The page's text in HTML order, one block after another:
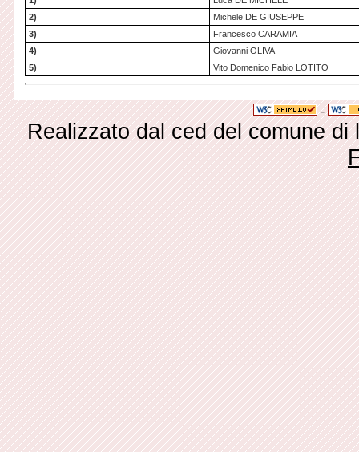
2)
Michele DE GIUSEPPE
3)
Francesco CARAMIA
4)
Giovanni OLIVA
5)
Vito Domenico Fabio LOTITO
-
Realizzato dal ced del comune